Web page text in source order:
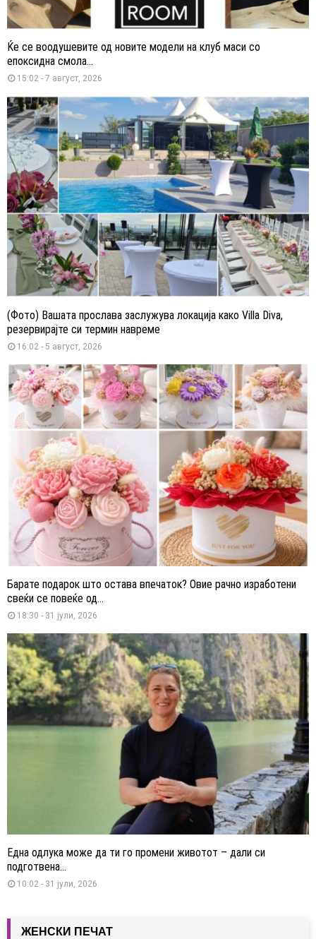
Ќе се воодушевите од новите модели на клуб маси со
епоксидна смола...
15:02 - 7 август, 2026
(Фото) Вашата прослава заслужува локација како Villa Diva,
резервирајте си термин навреме
16:02 - 5 август, 2026
Барате подарок што остава впечаток? Овие рачно изработени
свеќи се повеќе од...
18:30 - 31 јули, 2026
Една одлука може да ти го промени животот – дали си
подготвена...
10:02 - 31 јули, 2026
ЖЕНСКИ ПЕЧАТ